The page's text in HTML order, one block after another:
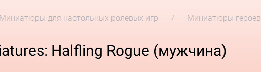
Миниатюры для настольных ролевых игр
Миниатюры героев
Halfling Rogue (мужчина)